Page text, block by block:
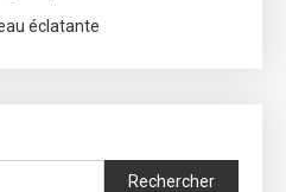
éclatante
Rechercher